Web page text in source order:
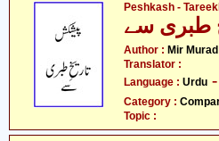
Peshkash -
طبری سے
Author : Mir
Translator :
Language : Urdu
Category :
Topic :